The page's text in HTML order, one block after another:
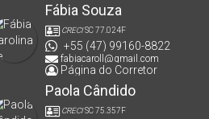
Fábia Souza
CRECISC 77.024F
+55 (47) 99160-8822
fabiacaroll@gmail.com
Página do Corretor
Paola Cândido
CRECISC 75.357F